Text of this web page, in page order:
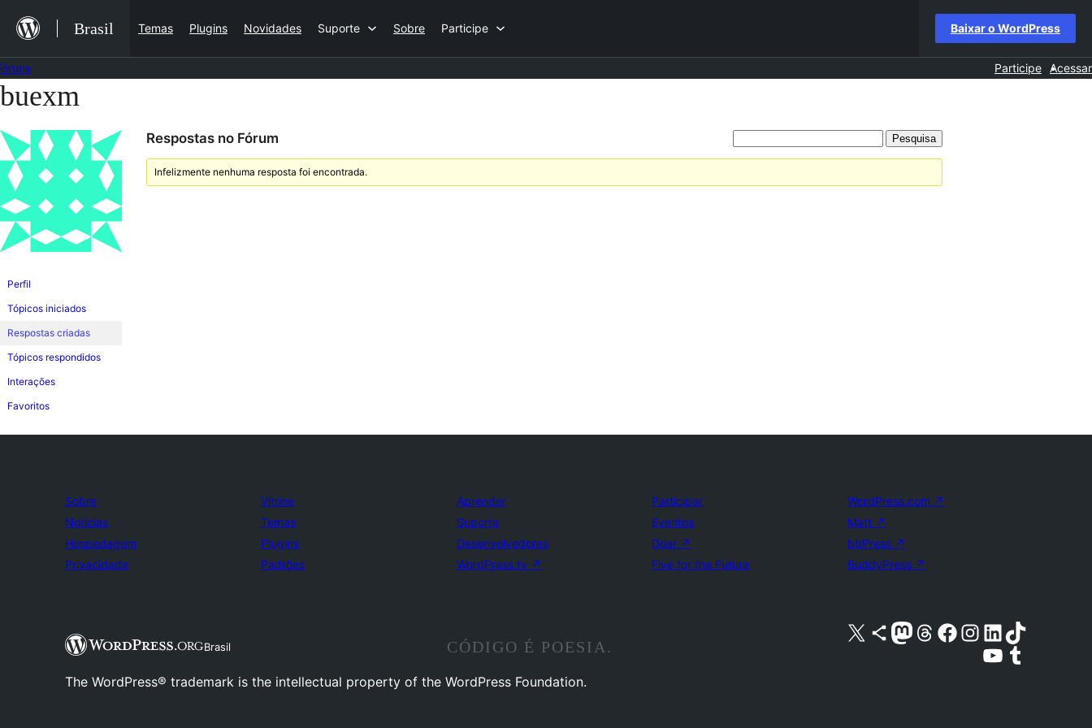
para
o
conteúdo
Brasil Temas Plugins Novidades Suporte Sobre Participe Baixar o WordPress
Participe Acessar
Pular
o
conteúdo
buexm
Perfil
Tópicos iniciados
Respostas criadas
Tópicos respondidos
Interações
Favoritos
Respostas no Fórum
Infelizmente nenhuma resposta foi encontrada.
Sobre
Notícias
Hospedagem
Privacidade
Vitrine
Temas
Plugins
Padrões
Aprender
Suporte
Desenvolvedores
WordPress.tv ↗
Participar
Eventos
Doar ↗
Five for the Future
WordPress.com ↗
Matt ↗
bbPress ↗
BuddyPress ↗
Brasil
Acessar nossa conta do X (antigo Twitter)
Acessar nossa conta do Bluesky
Acessar nossa conta do Mastodon
Acessar nossa conta do Threads
Acessar nossa página do Facebook
Acessar nossa conta do Instagram
Acessar nossa conta do LinkedIn
Acessar nossa conta do TikTok
Acessar nosso canal do YouTube
Acessar nossa conta no Tumblr
CÓDIGO É POESIA.
The WordPress® trademark is the intellectual property of the WordPress Foundation.